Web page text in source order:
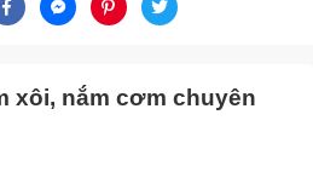
xôi, nắm cơm chuyên